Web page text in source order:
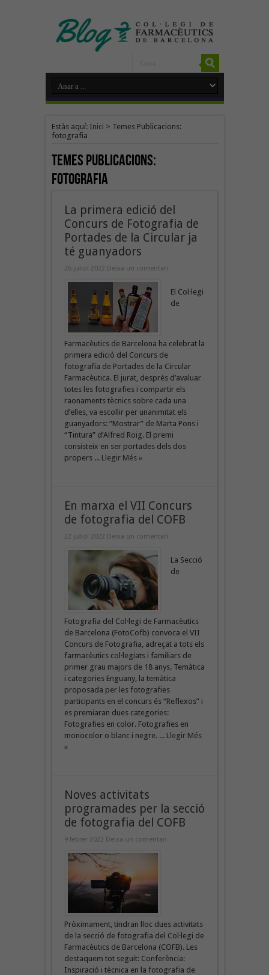
Estàs aquí: Inici > Temes Publicacions:
fotografia
Temes Publicacions:
fotografia
La primera edició del
Concurs de Fotografia de
Portades de la Circular ja
té guanyadors
26 juliol 2022 Deixa un comentari
El Col·legi
de
Farmacèutics de Barcelona ha celebrat la
primera edició del Concurs de
fotografia de Portades de la Circular
Farmacèutica. El jurat, després d’avaluar
totes les fotografies i compartir els
raonaments tècnics sobre cada una
d’elles, va escollir per unanimitat els
guanyadors: “Mostrar” de Marta Pons i
“Tintura” d’Alfred Roig. El premi
consisteix en ser portades dels dos
propers ... Llegir Més »
En marxa el VII Concurs
de fotografia del COFB
22 juliol 2022 Deixa un comentari
La Secció
de
Fotografia del Col·legi de Farmacèutics
de Barcelona (FotoCofb) convoca el VII
Concurs de Fotografia, adreçat a tots els
farmacèutics col·legiats i familiars de
primer grau majors de 18 anys. Temàtica
i categories Enguany, la temàtica
proposada per les fotografies
participants en el concurs és “Reflexos” i
es premiaran dues categories:
Fotografies en color. Fotografies en
monocolor o blanc i negre. ... Llegir Més
»
Noves activitats
programades per la secció
de fotografia del COFB
9 febrer 2022 Deixa un comentari
Pròximament, tindran lloc dues activitats
de la secció de fotografia del Col·legi de
Farmacèutics de Barcelona (COFB). Les
destaquem tot seguit: Conferència:
Inspiració i tècnica en la fotografia de